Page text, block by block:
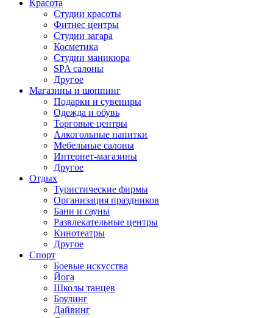
Красота
Студии красоты
Фитнес центры
Студии загара
Косметика
Студии маникюра
SPA салоны
Другое
Магазины и шоппинг
Подарки и сувениры
Одежда и обувь
Торговые центры
Алкогольные напитки
Мебельные салоны
Интернет-магазины
Другое
Отдых
Туристические фирмы
Организация праздников
Бани и сауны
Развлекательные центры
Кинотеатры
Другое
Спорт
Боевые искусства
Йога
Школы танцев
Боулинг
Дайвинг